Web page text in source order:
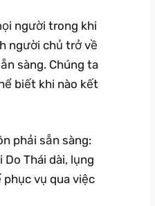
người trong khi
người chủ trở về
sàng. Chúng ta
biết khi nào kết
phải sẵn sàng:
Thái dài, lụng
vụ qua việc